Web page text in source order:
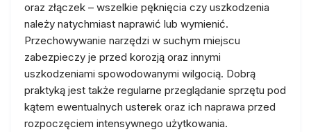
oraz złączek – wszelkie pęknięcia czy uszkodzenia
należy natychmiast naprawić lub wymienić.
Przechowywanie narzędzi w suchym miejscu
zabezpieczy je przed korozją oraz innymi
uszkodzeniami spowodowanymi wilgocią. Dobrą
praktyką jest także regularne przeglądanie sprzętu pod
kątem ewentualnych usterek oraz ich naprawa przed
rozpoczęciem intensywnego użytkowania.